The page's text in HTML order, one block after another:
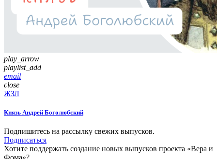
play_arrow
playlist_add
email
close
ЖЗЛ
Князь Андрей Боголюбский
Подпишитесь на рассылку свежих выпусков.
Подписаться
Хотите поддержать создание новых выпусков проекта «Вера и
Фома»?